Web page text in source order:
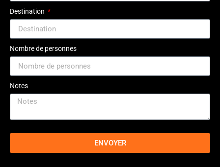
Destination
Nombre de personnes
Notes
ENVOYER